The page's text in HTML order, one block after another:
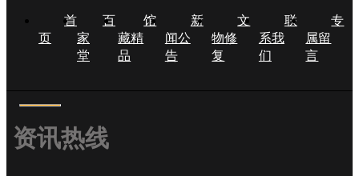
首
页
百
家
堂
馆
藏精
品
新
闻公
告
文
物修
复
联
系我
们
专
属留
言
资讯热线